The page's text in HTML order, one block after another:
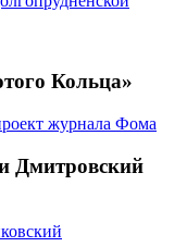
Кольца»
Дмитровский